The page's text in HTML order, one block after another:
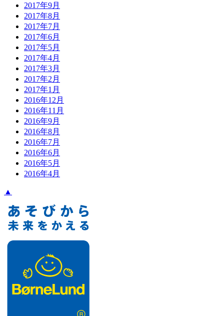
2017年9月
2017年8月
2017年7月
2017年6月
2017年5月
2017年4月
2017年3月
2017年2月
2017年1月
2016年12月
2016年11月
2016年9月
2016年8月
2016年7月
2016年6月
2016年5月
2016年4月
▲